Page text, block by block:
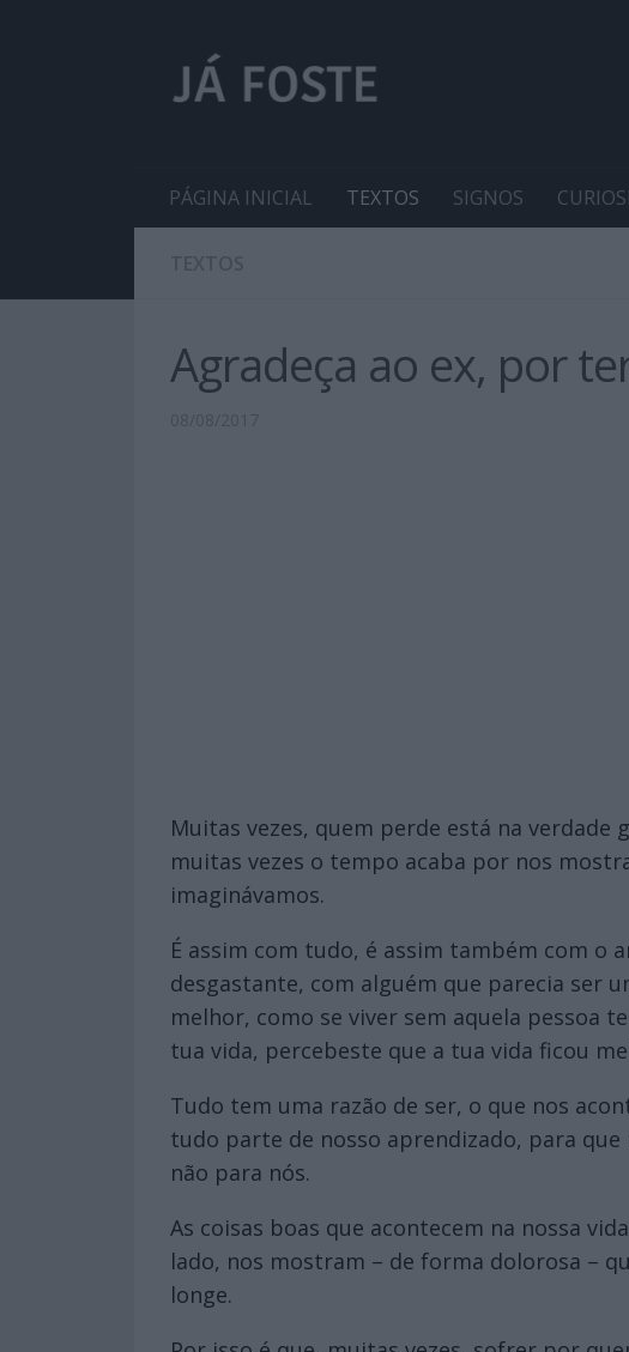
PÁGINA INICIAL TEXTOS SIGNOS
Agradeça ao ex, por
Muitas vezes, quem perde está na
muitas vezes o tempo acaba por nos
imaginávamos.
É assim com tudo, é assim também com o
desgastante, com alguém que parecia ser
melhor, como se viver sem aquela pessoa
tua vida, percebeste que a tua vida ficou
Tudo tem uma razão de ser, o que nos
tudo parte de nosso aprendizado, para
não para nós.
As coisas boas que acontecem na nossa
lado, nos mostram – de forma dolorosa –
longe.